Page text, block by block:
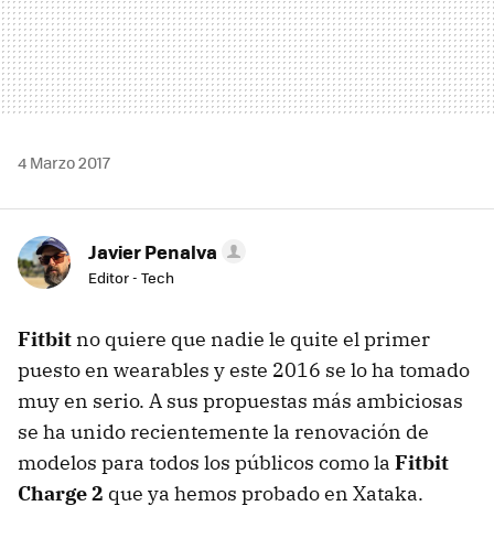
4 Marzo 2017
Javier Penalva
Editor - Tech
Fitbit no quiere que nadie le quite el primer
puesto en wearables y este 2016 se lo ha tomado
muy en serio. A sus propuestas más ambiciosas
se ha unido recientemente la renovación de
modelos para todos los públicos como la Fitbit
Charge 2 que ya hemos probado en Xataka.